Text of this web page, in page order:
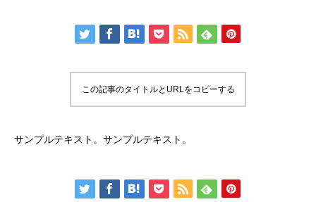
この記事のタイトルとURLをコピーする
サンプルテキスト。サンプルテキスト。